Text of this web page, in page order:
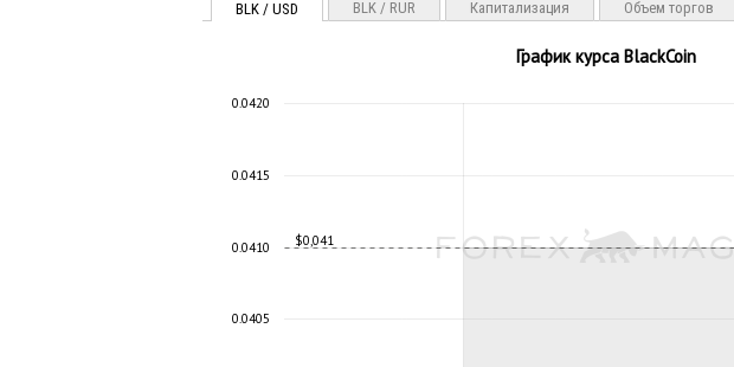
BLK / USD BLK / RUR Капитализация Объем торгов
График курса BlackCoin
$0,041
0.0405
0.0410
0.0415
0.0420